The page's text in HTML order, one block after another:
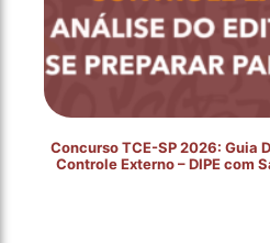
Concurso TCE-SP 2026: Guia
Controle Externo – DIPE com